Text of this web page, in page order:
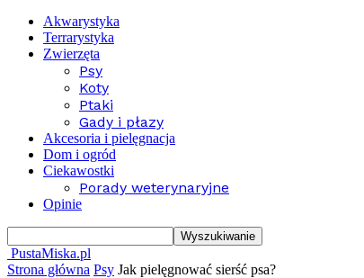
Akwarystyka
Terrarystyka
Zwierzęta
Psy
Koty
Ptaki
Gady i płazy
Akcesoria i pielęgnacja
Dom i ogród
Ciekawostki
Porady weterynaryjne
Opinie
PustaMiska.pl
Strona główna Psy Jak pielęgnować sierść psa?